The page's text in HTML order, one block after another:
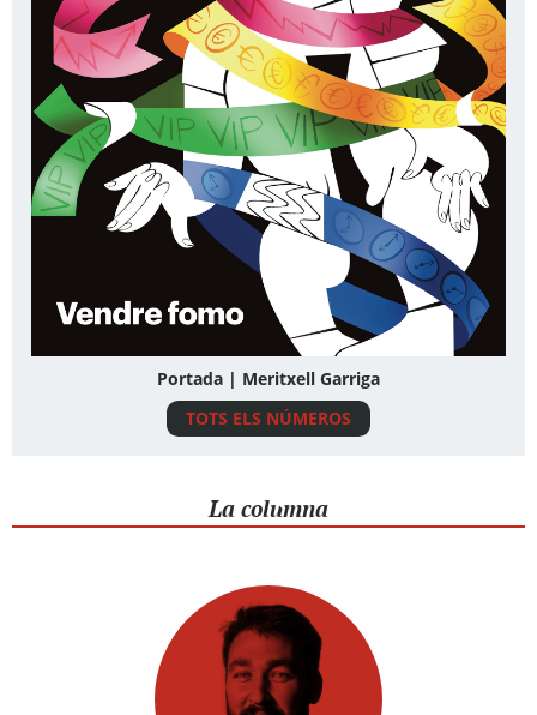
Portada | Meritxell Garriga
TOTS ELS NÚMEROS
La columna